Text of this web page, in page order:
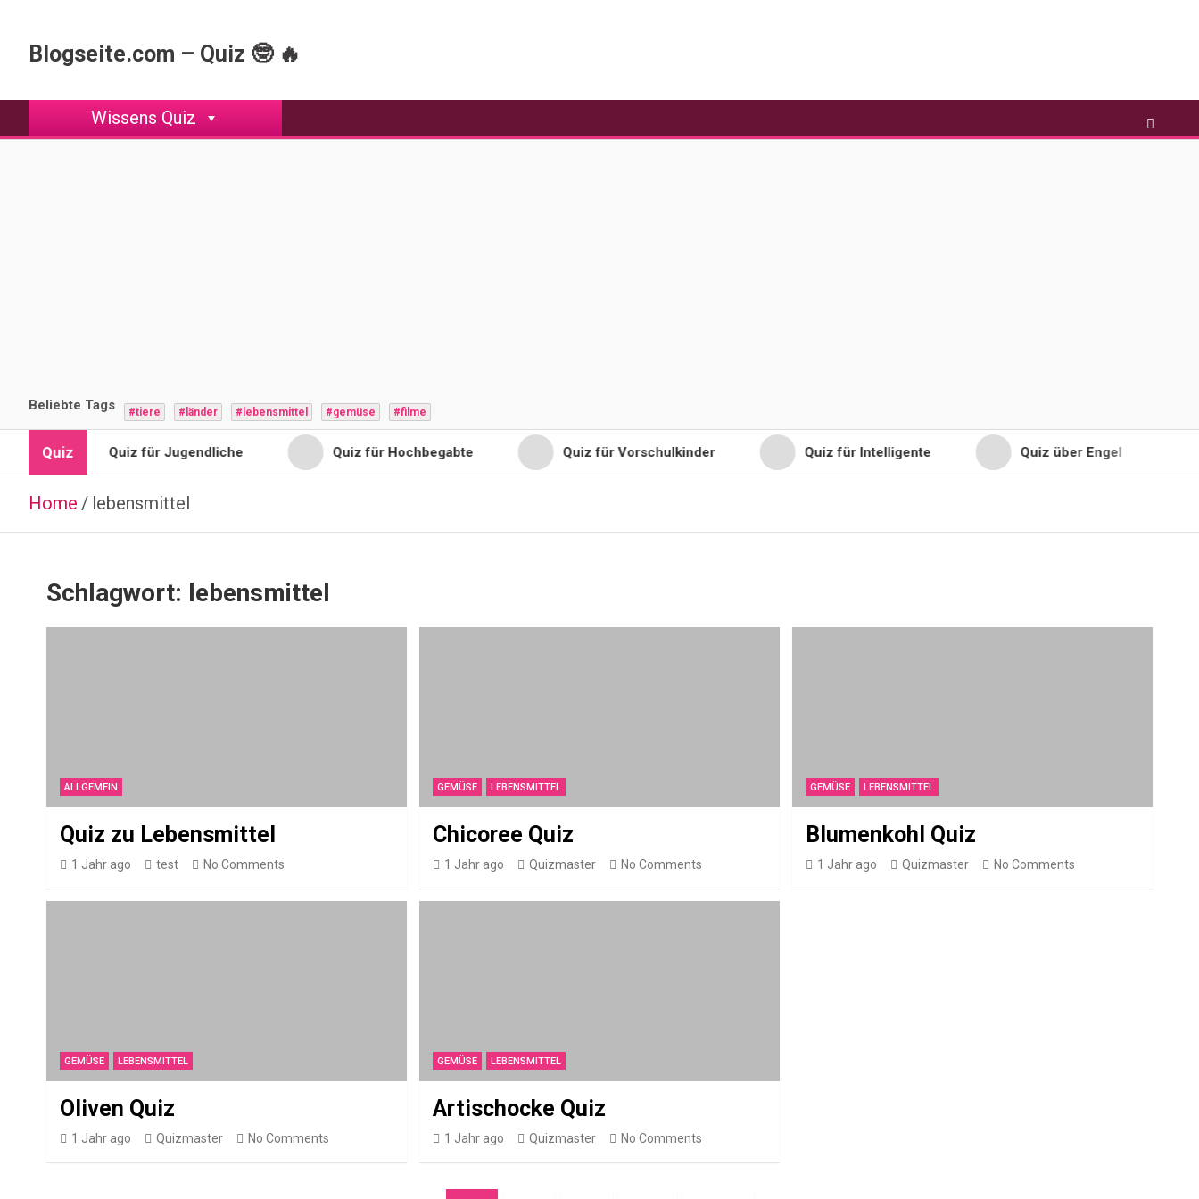
contentBlogseite.com – Quiz 🤓 🔥
Wissens Quiz
Beliebte Tags #tiere #länder #lebensmittel #gemüse #filme
Quiz Quiz für Jugendliche Quiz für Hochbegabte Quiz für Vorschulkinder Quiz für Intelligente Quiz über Engel
Home lebensmittel
Schlagwort: lebensmittel
ALLGEMEIN
Quiz zu Lebensmittel
1 Jahr ago test No Comments
GEMÜSE LEBENSMITTEL
Chicoree Quiz
1 Jahr ago Quizmaster No Comments
GEMÜSE LEBENSMITTEL
Blumenkohl Quiz
1 Jahr ago Quizmaster No Comments
GEMÜSE LEBENSMITTEL
Oliven Quiz
1 Jahr ago Quizmaster No Comments
GEMÜSE LEBENSMITTEL
Artischocke Quiz
1 Jahr ago Quizmaster No Comments